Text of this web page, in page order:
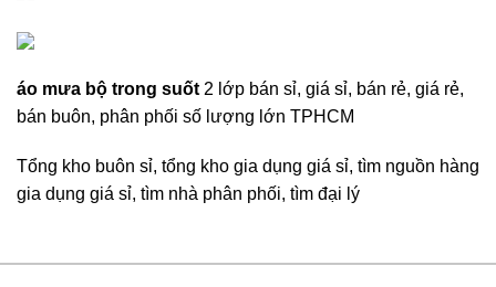
áo mưa bộ trong suốt 2 lớp bán sỉ, giá sỉ, bán rẻ, giá rẻ,
bán buôn, phân phối số lượng lớn TPHCM
Tổng kho buôn sỉ, tổng kho gia dụng giá sỉ, tìm nguồn hàng
gia dụng giá sỉ, tìm nhà phân phối, tìm đại lý